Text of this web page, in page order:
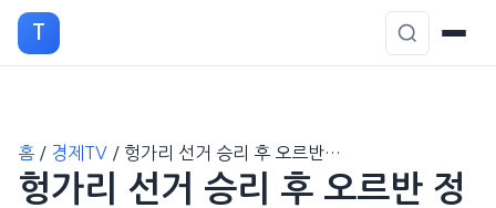
T
홈 / 경제TV / 헝가리 선거 승리 후 오르반…
헝가리 선거 승리 후 오르반 정